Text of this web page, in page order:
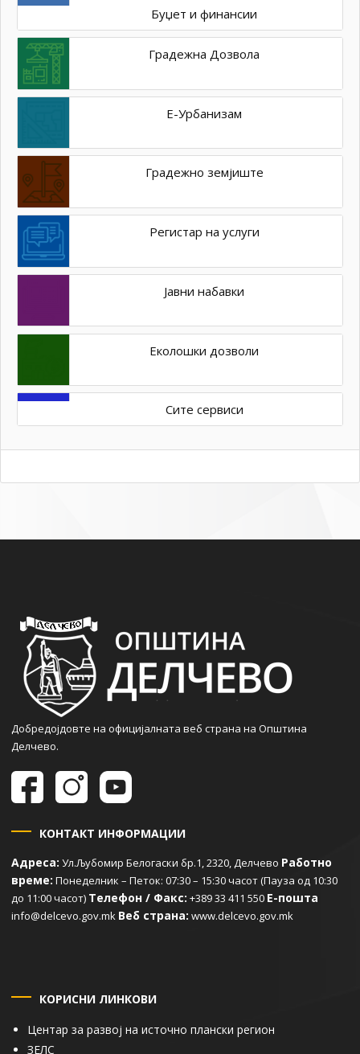
Буџет и финансии
Градежна Дозвола
Е-Урбанизам
Градежно земјиште
Регистар на услуги
Јавни набавки
Еколошки дозволи
Сите сервиси
Добредојдовте на официјалната веб страна на Општина
Делчево.
КОНТАКТ ИНФОРМАЦИИ
Адреса: Ул.Љубомир Белогаски бр.1, 2320, Делчево Работно
време: Понеделник – Петок: 07:30 – 15:30 часот (Пауза од 10:30
до 11:00 часот) Телефон / Факс: +389 33 411 550 Е-пошта
info@delcevo.gov.mk Веб страна: www.delcevo.gov.mk
КОРИСНИ ЛИНКОВИ
Центар за развој на источно плански регион
ЗЕЛС